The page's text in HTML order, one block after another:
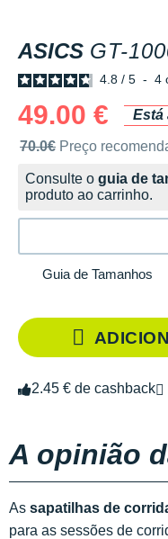
ASICS GT-
4.8 / 5 - 4
49.00 €
Está
Preço de venda
70.0€ Preço
Consulte o guia de
produto ao carrinho.
Guia de Tamanhos
2.45 € de cashback
A opinião
As sapatilhas de
para as sessões de